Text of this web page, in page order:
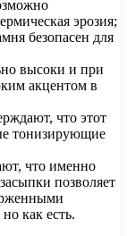
эрозия;
безопасен для
высоки и при
акцентом в
что этот
тонизирующие
что именно
позволяет
как есть.